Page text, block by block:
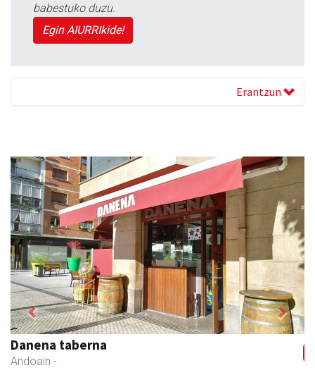
babestuko duzu.
Egin AIURRIkide!
Erantzun
Danena taberna
Andoain -
Previous Next